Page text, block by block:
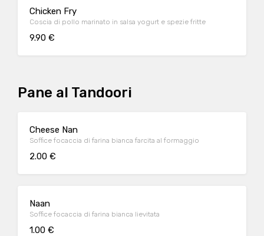
Chicken Fry
Coscia di pollo marinato in salsa yogurt e spezie fritte
9.90 €
Pane al Tandoori
Cheese Nan
Soffice focaccia di farina bianca farcita al formaggio
2.00 €
Naan
Soffice focaccia di farina bianca lievitata
1.00 €